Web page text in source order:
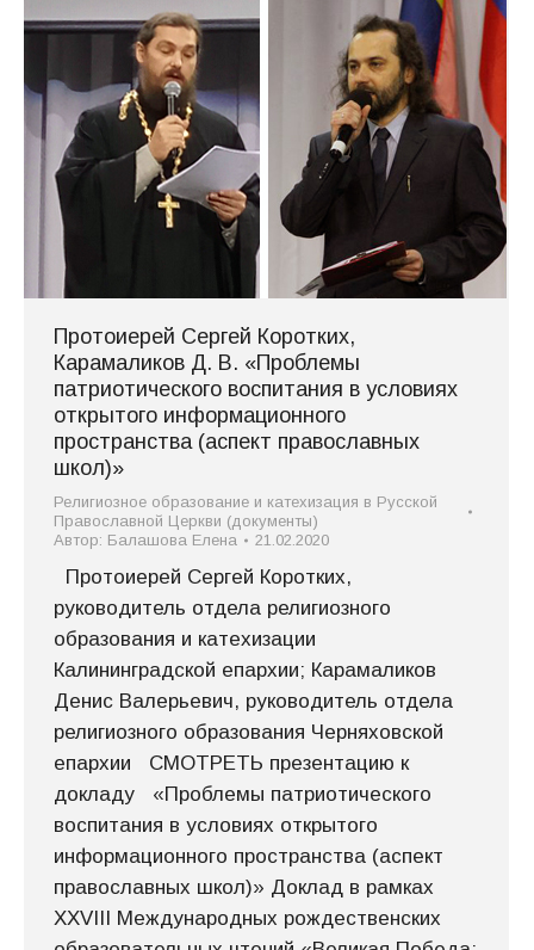
Протоиерей Сергей Коротких,
Карамаликов Д. В. «Проблемы
патриотического воспитания в условиях
открытого информационного
пространства (аспект православных
школ)»
Религиозное образование и катехизация в Русской
Православной Церкви (документы)
Автор: Балашова Елена 21.02.2020
Протоиерей Сергей Коротких,
руководитель отдела религиозного
образования и катехизации
Калининградской епархии; Карамаликов
Денис Валерьевич, руководитель отдела
религиозного образования Черняховской
епархии СМОТРЕТЬ презентацию к
докладу «Проблемы патриотического
воспитания в условиях открытого
информационного пространства (аспект
православных школ)» Доклад в рамках
XXVIII Международных рождественских